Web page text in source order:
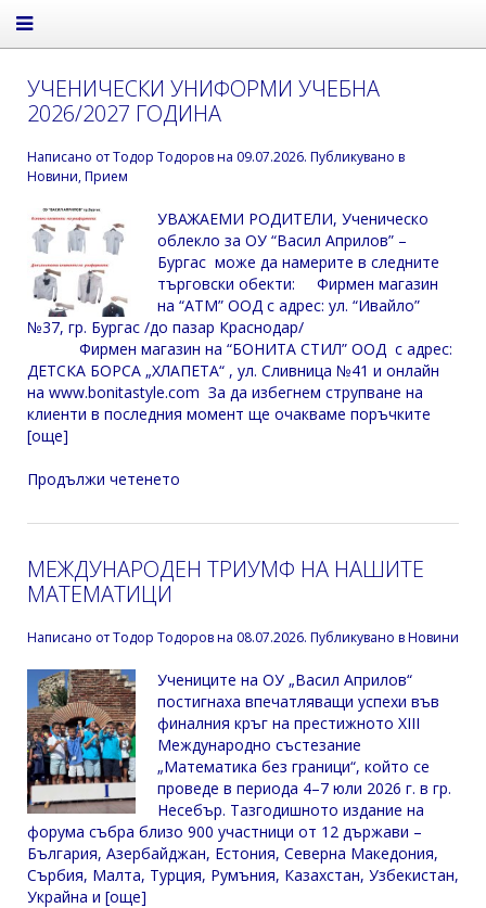
УЧЕНИЧЕСКИ УНИФОРМИ УЧЕБНА
2026/2027 ГОДИНА
Написано отТодор Тодоровна 09.07.2026. Публикувано в
Новини,Прием
УВАЖАЕМИ РОДИТЕЛИ, Ученическо
облекло за ОУ “Васил Априлов” –
Бургас може да намерите в следните
търговски обекти: Фирмен магазин
на “АТМ” ООД с адрес: ул. “Ивайло”
№37, гр. Бургас /до пазар Краснодар/
Фирмен магазин на “БОНИТА СТИЛ” ООД с адрес:
ДЕТСКА БОРСА „ХЛАПЕТА“ , ул. Сливница №41 и онлайн
на www.bonitastyle.com За да избегнем струпване на
клиенти в последния момент ще очакваме поръчките
[още]
Продължи четенето
МЕЖДУНАРОДЕН ТРИУМФ НА НАШИТЕ
МАТЕМАТИЦИ
Написано отТодор Тодоровна 08.07.2026. Публикувано вНовини
Учениците на ОУ „Васил Априлов“
постигнаха впечатляващи успехи във
финалния кръг на престижното XIII
Международно състезание
„Математика без граници“, който се
проведе в периода 4–7 юли 2026 г. в гр.
Несебър. Тазгодишното издание на
форума събра близо 900 участници от 12 държави –
България, Азербайджан, Естония, Северна Македония,
Сърбия, Малта, Турция, Румъния, Казахстан, Узбекистан,
Украйна и [още]